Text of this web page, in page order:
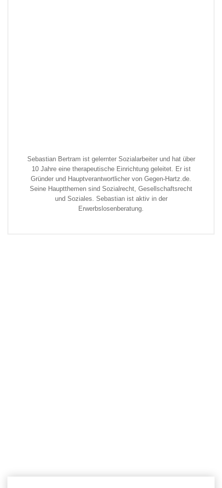
Sebastian Bertram ist gelernter Sozialarbeiter und hat über
10 Jahre eine therapeutische Einrichtung geleitet. Er ist
Gründer und Hauptverantwortlicher von Gegen-Hartz.de.
Seine Hauptthemen sind Sozialrecht, Gesellschaftsrecht
und Soziales. Sebastian ist aktiv in der
Erwerbslosenberatung.